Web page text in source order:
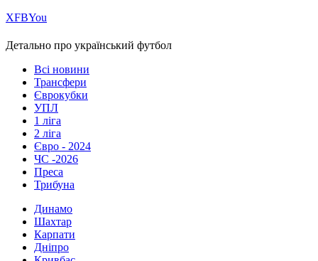
ХFBYou
Детально про український футбол
Всі новини
Трансфери
Єврокубки
УПЛ
1 ліга
2 ліга
Євро - 2024
ЧС -2026
Преса
Трибуна
Динамо
Шахтар
Карпати
Дніпро